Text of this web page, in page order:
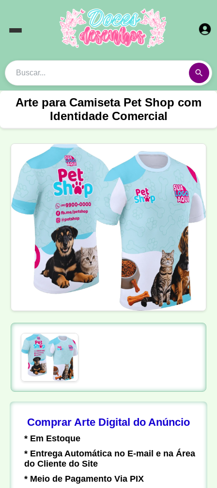
Arte para Camiseta Pet Shop com
Identidade Comercial
Comprar Arte Digital do Anúncio
* Em Estoque
* Entrega Automática no E-mail e na Área
do Cliente do Site
* Meio de Pagamento Via PIX